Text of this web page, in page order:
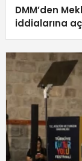
DMM’den
iddialarına